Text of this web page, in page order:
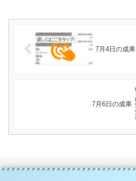
7月4日の成果
7月6日の成果